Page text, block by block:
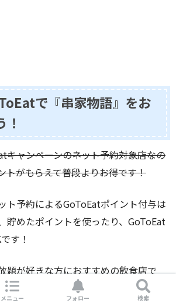
で『串家物語』をお
キャンペーンのネット予約対象店なの
トがもらえて普段よりお得です！
ト予約によるGoToEatポイント付与は
貯めたポイントを使ったり、GoToEat
す！
題が好きな方におすすめの飲食店で
に予約してみてください♪
メニュー フォロー 検索